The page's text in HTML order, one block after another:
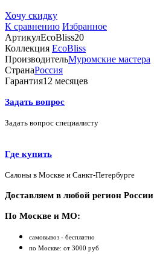
Хочу скидку
К сравнению Избранное
АртикулEcoBliss20
Коллекция EcoBliss
ПроизводительМуромские мастера
СтранаРоссия
Гарантия12 месяцев
Задать вопрос
Задать вопрос специалисту
Где купить
Салоны в Москве и Санкт-Петербурге
Доставляем в любой регион России
По Москве и МО:
самовывоз - бесплатно
по Москве: от 3000 руб